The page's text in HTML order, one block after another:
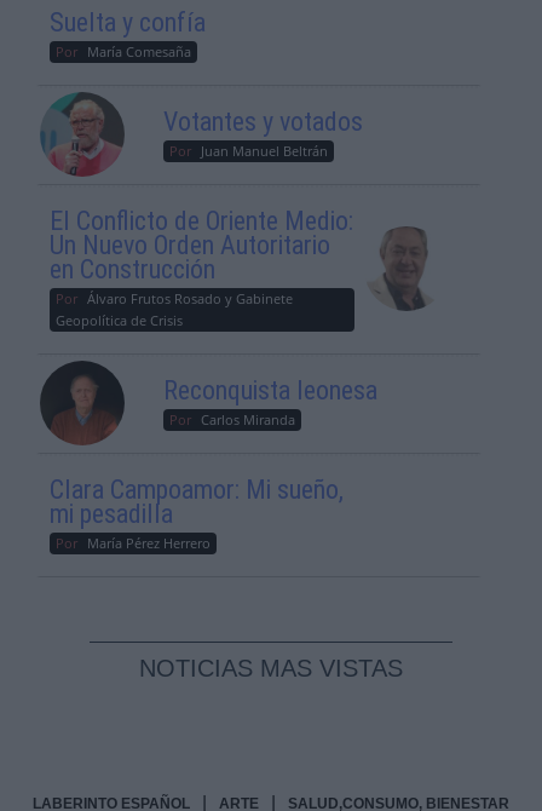
Suelta y confía
Por María Comesaña
Votantes y votados
Por Juan Manuel Beltrán
El Conflicto de Oriente Medio:
Un Nuevo Orden Autoritario
en Construcción
Por Álvaro Frutos Rosado y Gabinete
Geopolítica de Crisis
Reconquista leonesa
Por Carlos Miranda
Clara Campoamor: Mi sueño,
mi pesadilla
Por María Pérez Herrero
NOTICIAS MAS VISTAS
LABERINTO ESPAÑOL ARTE SALUD,CONSUMO, BIENESTAR